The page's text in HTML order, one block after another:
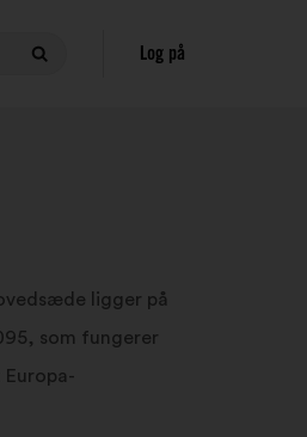
Søg
Log på
ligger på
som fungerer